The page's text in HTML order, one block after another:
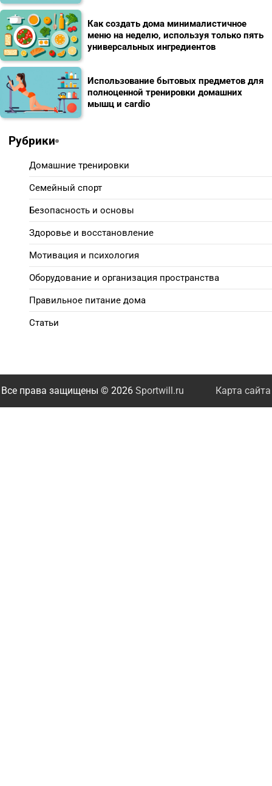
Как создать дома минималистичное
меню на неделю, используя только пять
универсальных ингредиентов
Использование бытовых предметов для
полноценной тренировки домашних
мышц и cardio
Рубрики
Домашние тренировки
Семейный спорт
Безопасность и основы
Здоровье и восстановление
Мотивация и психология
Оборудование и организация пространства
Правильное питание дома
Статьи
Все права защищены © 2026 Sportwill.ru Карта сайта